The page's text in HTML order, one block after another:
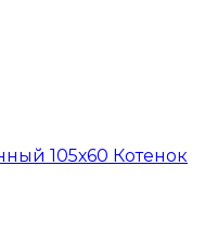
105х60 Котенок